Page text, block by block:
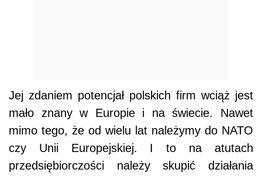
Jej zdaniem potencjał polskich firm wciąż jest
mało znany w Europie i na świecie. Nawet
mimo tego, że od wielu lat należymy do NATO
czy Unii Europejskiej. I to na atutach
przedsiębiorczości należy skupić działania